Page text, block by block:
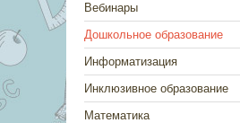
Вебинары
Дошкольное образование
Информатизация
Инклюзивное образование
Математика